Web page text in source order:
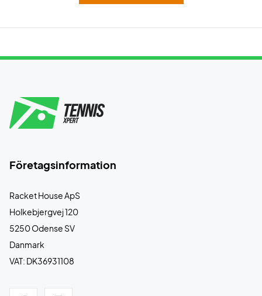
Företagsinformation
Racket House ApS
Holkebjergvej 120
5250 Odense SV
Danmark
VAT: DK36931108